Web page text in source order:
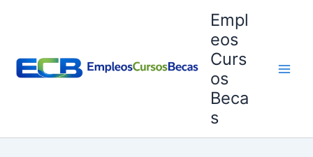
Empl
eos
Curs
os
Beca
s